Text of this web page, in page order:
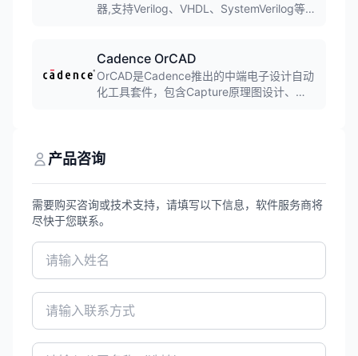
器,支持Verilog、VHDL、SystemVerilog等硬
和友好的用户界面。
Cadence OrCAD
OrCAD是Cadence推出的中端电子设计自动
化工具套件，包含Capture原理图设计、
产品咨询
需要购买咨询或技术支持，请填写以下信息，软件服务商将
尽快于您联系。